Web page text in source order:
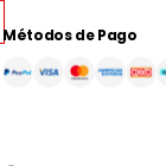
Métodos de Pago